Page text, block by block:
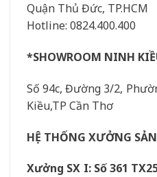
Quận Thủ Đức, TP.HCM
Hotline: 0824.400.400
*SHOWROOM NINH
Số 94c, Đường 3/2,
Kiều,TP Cần Thơ
HỆ THỐNG XƯỞNG
Xưởng SX I: Số 361